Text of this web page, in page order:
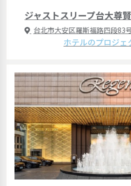
ジャストスリープ台大尊賢
台北市大安区羅斯福路四段83
ホテルのプロジェ